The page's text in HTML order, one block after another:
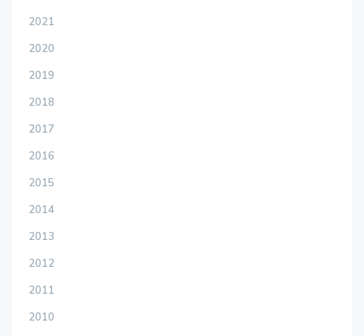
2021
2020
2019
2018
2017
2016
2015
2014
2013
2012
2011
2010